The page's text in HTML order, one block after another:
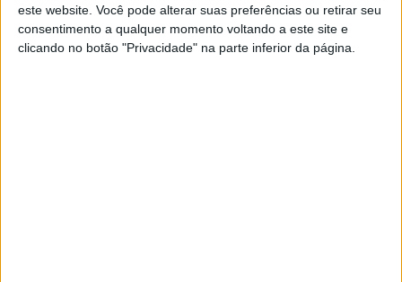
este website. Você pode alterar suas preferências ou retirar seu
consentimento a qualquer momento voltando a este site e
clicando no botão "Privacidade" na parte inferior da página.
desde o artesanato à gastronomia e actividades
económicas.